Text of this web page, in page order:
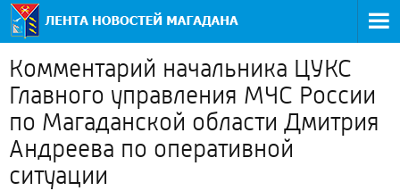
Комментарий начальника ЦУКС
Главного управления МЧС России
по Магаданской области Дмитрия
Андреева по оперативной
ситуации